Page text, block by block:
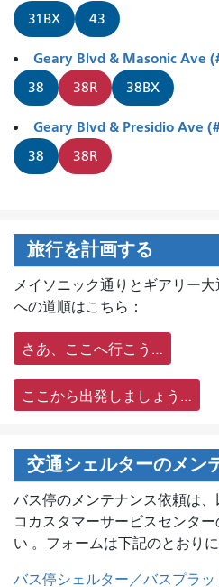
31BX 43
Geary Blvd & Masonic Ave
38 38R 38BX
Geary Blvd & Presidio Ave
38 38R
旅行を計画する
メイソニック通りとギアリー大
への道順はこちら：
さあ、ここへ行こう…
ここから出発しましょう…
交通シェルターのメン
バス停のメンテナンス依頼は、
コカスタマーサービスセンタ
い 。フォームは下記のとおり
バス停シェルター／バスプラ